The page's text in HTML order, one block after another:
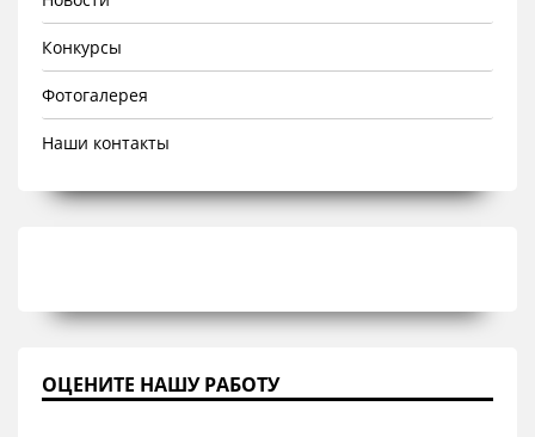
Конкурсы
Фотогалерея
Наши контакты
ОЦЕНИТЕ НАШУ РАБОТУ